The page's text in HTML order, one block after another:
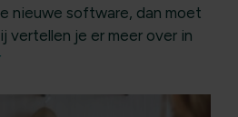
nieuwe software, dan moet
vertellen je er meer over in